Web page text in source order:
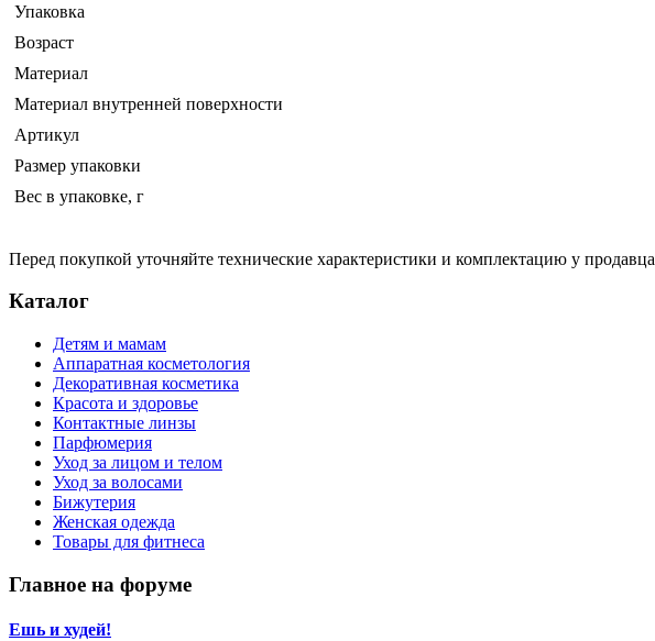
Упаковка
Возраст
Материал
Материал внутренней поверхности
Артикул
Размер упаковки
Вес в упаковке, г
Перед покупкой уточняйте технические характеристики и комплектацию у продавца
Каталог
Детям и мамам
Аппаратная косметология
Декоративная косметика
Красота и здоровье
Контактные линзы
Парфюмерия
Уход за лицом и телом
Уход за волосами
Бижутерия
Женская одежда
Товары для фитнеса
Главное на форуме
Ешь и худей!